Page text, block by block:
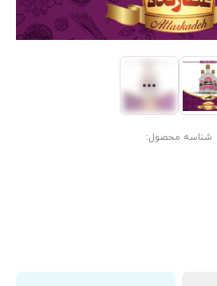
شناسه محصول: